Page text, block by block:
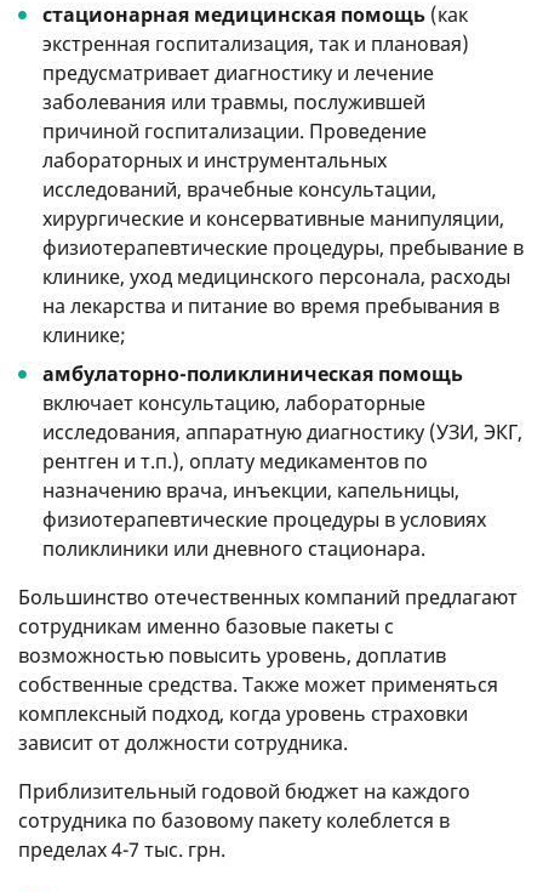
стационарная медицинская помощь (как
экстренная госпитализация, так и плановая)
предусматривает диагностику и лечение
заболевания или травмы, послужившей
причиной госпитализации. Проведение
лабораторных и инструментальных
исследований, врачебные консультации,
хирургические и консервативные манипуляции,
физиотерапевтические процедуры, пребывание в
клинике, уход медицинского персонала, расходы
на лекарства и питание во время пребывания в
клинике;
амбулаторно-поликлиническая помощь
включает консультацию, лабораторные
исследования, аппаратную диагностику (УЗИ, ЭКГ,
рентген и т.п.), оплату медикаментов по
назначению врача, инъекции, капельницы,
физиотерапевтические процедуры в условиях
поликлиники или дневного стационара.
Большинство отечественных компаний предлагают
сотрудникам именно базовые пакеты с
возможностью повысить уровень, доплатив
собственные средства. Также может применяться
комплексный подход, когда уровень страховки
зависит от должности сотрудника.
Приблизительный годовой бюджет на каждого
сотрудника по базовому пакету колеблется в
пределах 4-7 тыс. грн.